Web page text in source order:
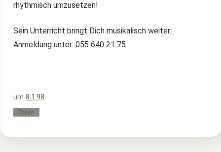
rhythmisch umzusetzen!
Sein Unterricht bringt Dich musikalisch weiter.
Anmeldung unter: 055 640 21 75
um 8.1.98
Teilen